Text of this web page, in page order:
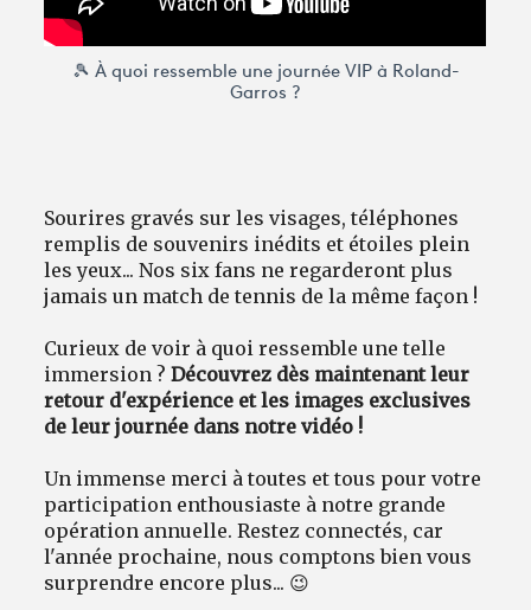
🎾 À quoi ressemble une journée VIP à Roland-
Garros ?
Sourires gravés sur les visages, téléphones
remplis de souvenirs inédits et étoiles plein
les yeux... Nos six fans ne regarderont plus
jamais un match de tennis de la même façon !
Curieux de voir à quoi ressemble une telle
immersion ?Découvrez dès maintenant leur
retour d'expérience et les images exclusives
de leur journée dans notre vidéo !
Un immense merci à toutes et tous pour votre
participation enthousiaste à notre grande
opération annuelle. Restez connectés, car
l'année prochaine, nous comptons bien vous
surprendre encore plus... 😉